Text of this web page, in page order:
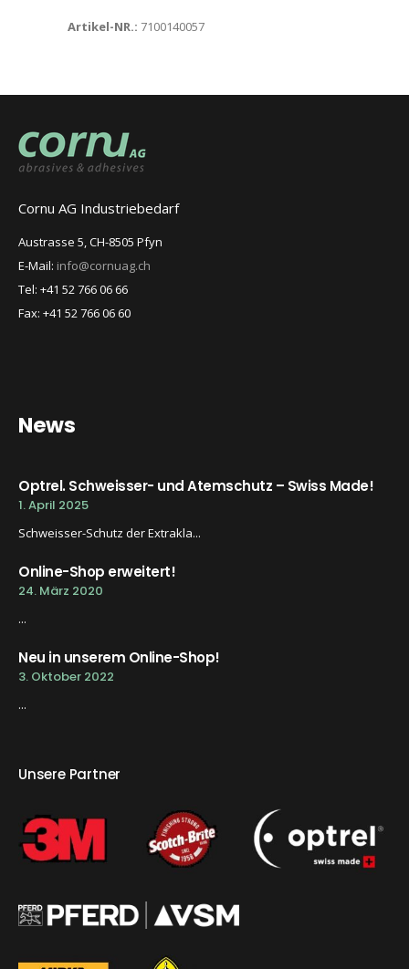
Artikel-NR.: 7100140057
Cornu AG Industriebedarf
Austrasse 5, CH-8505 Pfyn
E-Mail: info@cornuag.ch
Tel: +41 52 766 06 66
Fax: +41 52 766 06 60
News
Optrel. Schweisser- und Atemschutz – Swiss Made!
1. April 2025
Schweisser-Schutz der Extrakla...
Online-Shop erweitert!
24. März 2020
...
Neu in unserem Online-Shop!
3. Oktober 2022
...
Unsere Partner